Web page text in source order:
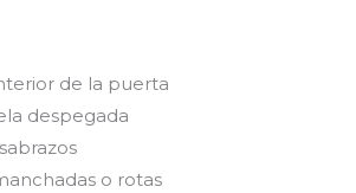
de la puerta
despegada
o rotas